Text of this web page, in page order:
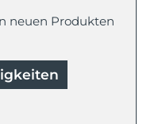
neuen Produkten